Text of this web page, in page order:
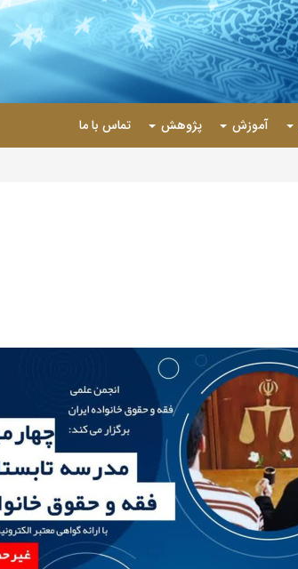
آموزش پژوهش تماس با ما